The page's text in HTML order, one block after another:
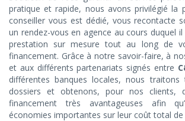
pratique et rapide, nous avons privilégié la
conseiller vous est dédié, vous recontacte
un rendez-vous en agence au cours duquel
prestation sur mesure tout au long de
financement. Grâce à notre savoir-faire, à
et aux différents partenariats signés entre
différentes banques locales, nous
dossiers et obtenons, pour nos clients,
financement très avantageuses afin
économies importantes sur leur coût total de